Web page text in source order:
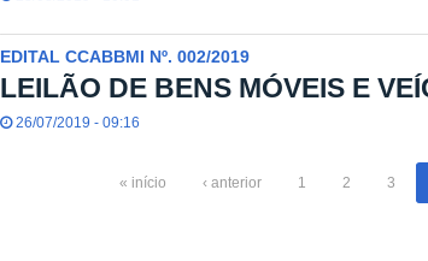
EDITAL CCABBMI Nº. 002/2019
LEILÃO DE BENS MÓVEIS E
26/07/2019 - 09:16
« início ‹ anterior 1 2 3